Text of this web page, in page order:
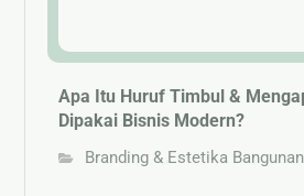
Apa Itu Huruf Timbul &
Dipakai Bisnis Modern?
Branding & Estetika Bangunan